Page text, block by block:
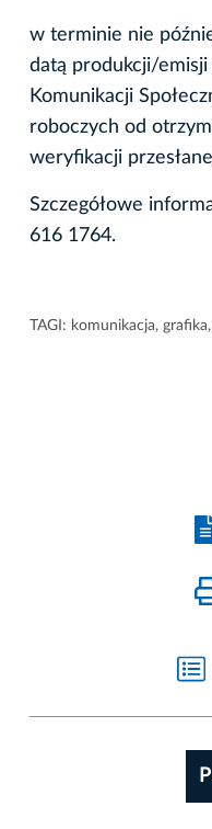
w terminie nie
datą produkcji/emisji
Komunikacji
roboczych od
weryfikacji
Szczegółowe
616 1764.
TAGI: komunikacja, grafika,